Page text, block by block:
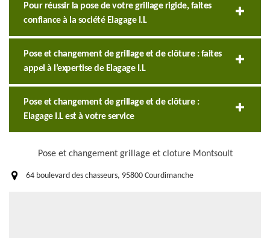
Pour réussir la pose de votre grillage rigide, faites
confiance à la société Elagage I.L
Pose et changement de grillage et de clôture : faites
appel à l’expertise de Elagage I.L
Pose et changement de grillage et de clôture :
Elagage I.L est à votre service
Pose et changement grillage et cloture Montsoult
64 boulevard des chasseurs, 95800 Courdimanche